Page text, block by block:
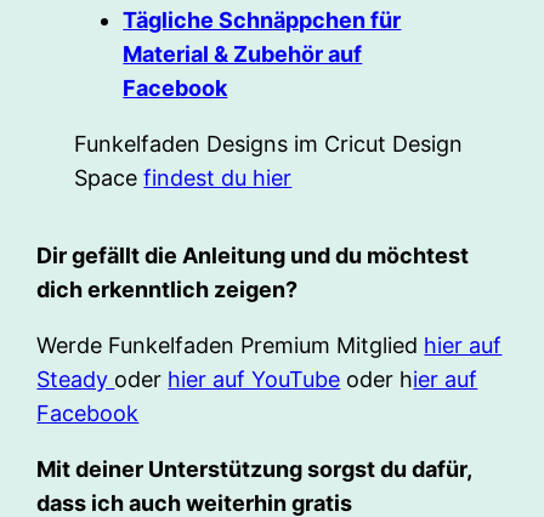
Tägliche Schnäppchen für
Material & Zubehör auf
Facebook
Funkelfaden Designs im Cricut Design
Spacefindest du hier
Dir gefällt die Anleitung und du möchtest
dich erkenntlich zeigen?
Werde Funkelfaden Premium Mitglied hier auf
Steady oder hier auf YouTube oder hier auf
Facebook
Mit deiner Unterstützung sorgst du dafür,
dass ich auch weiterhin gratis